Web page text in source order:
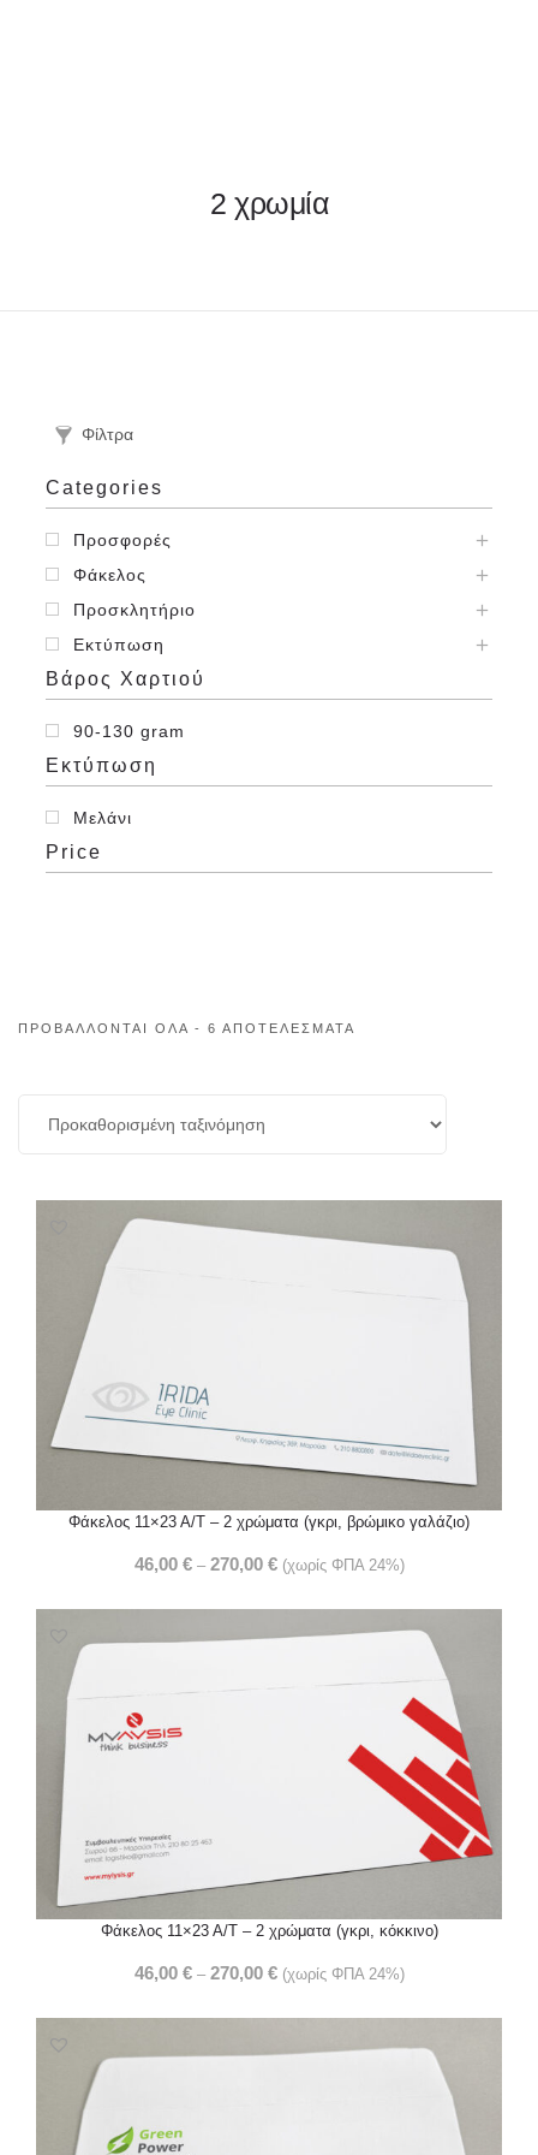
2 χρωμία
Φίλτρα
Categories
Προσφορές
Φάκελος
Προσκλητήριο
Εκτύπωση
Βάρος Χαρτιού
90-130 gram
Εκτύπωση
Μελάνι
Price
ΠΡΟΒΆΛΛΟΝΤΑΙ ΌΛΑ - 6 ΑΠΟΤΕΛΈΣΜΑΤΑ
Φάκελος 11×23 Α/Τ – 2 χρώματα (γκρι, βρώμικο γαλάζιο)
46,00 € – 270,00 € (χωρίς ΦΠΑ 24%)
Φάκελος 11×23 Α/Τ – 2 χρώματα (γκρι, κόκκινο)
46,00 € – 270,00 € (χωρίς ΦΠΑ 24%)